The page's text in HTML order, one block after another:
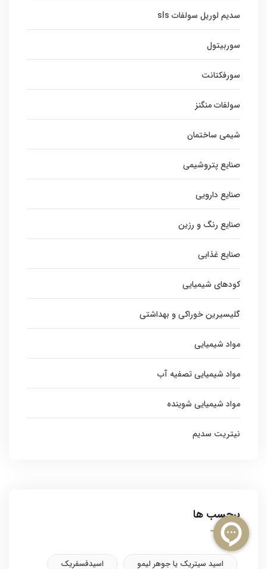
سدیم لوریل سولفات sls
سوربیتول
سورفکتانت
سولفات منگنز
شیمی ساختمان
صنایع پتروشیمی
صنایع دارویی
صنایع رنگ و رزین
صنایع غذایی
کودهای شیمیایی
گلیسیرین خوراکی و بهداشتی
مواد شیمیایی
مواد شیمیایی تصفیه آب
مواد شیمیایی شوینده
نیتریت سدیم
برچسب ها
اسید سیتریک یا جوهر لیمو اسیدفسفریک